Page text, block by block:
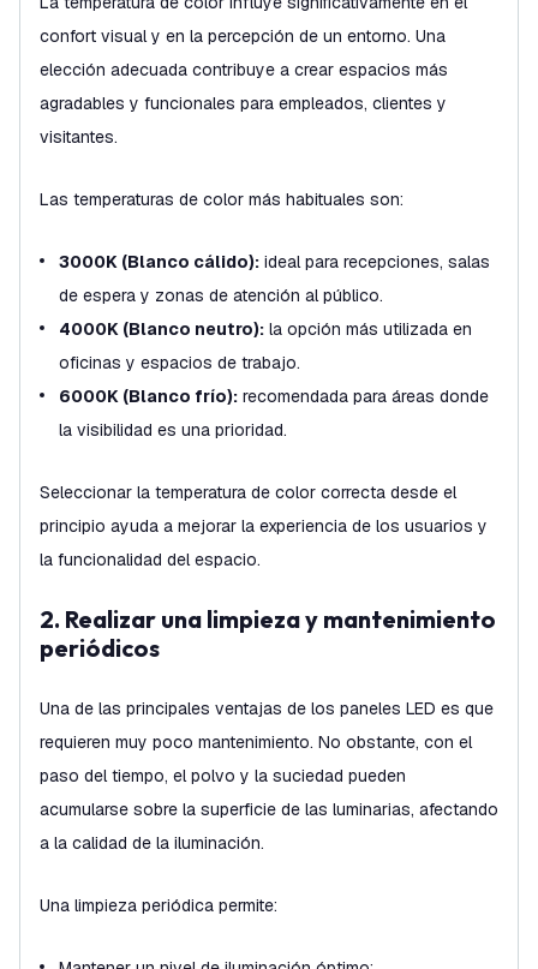
confort visual y en la percepción de un entorno. Una
elección adecuada contribuye a crear espacios más
agradables y funcionales para empleados, clientes y
visitantes.
Las temperaturas de color más habituales son:
3000K (Blanco cálido): ideal para recepciones, salas
de espera y zonas de atención al público.
4000K (Blanco neutro): la opción más utilizada en
oficinas y espacios de trabajo.
6000K (Blanco frío): recomendada para áreas donde
la visibilidad es una prioridad.
Seleccionar la temperatura de color correcta desde el
principio ayuda a mejorar la experiencia de los usuarios y
la funcionalidad del espacio.
2. Realizar una limpieza y mantenimiento
periódicos
Una de las principales ventajas de los paneles LED es que
requieren muy poco mantenimiento. No obstante, con el
paso del tiempo, el polvo y la suciedad pueden
acumularse sobre la superficie de las luminarias, afectando
a la calidad de la iluminación.
Una limpieza periódica permite: